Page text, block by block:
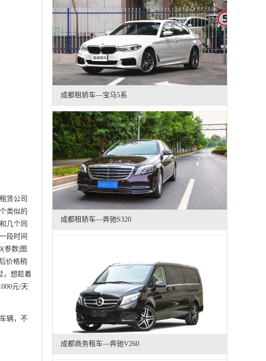
赁公司
类似的
几个同
段时间
参数|图
价格稍
，想趁着
元/天
辆，不
成都租轿车—宝马5系
成都租轿车—奔驰S320
成都商务租车—奔驰V260